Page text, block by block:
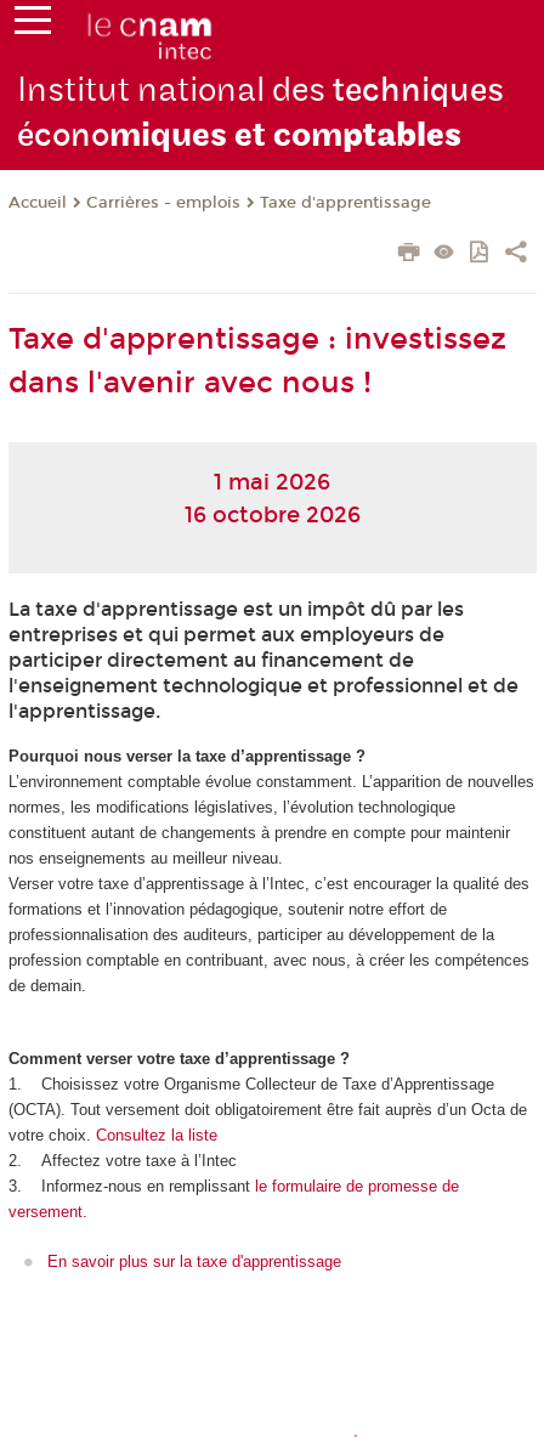
Institut national destechniques
économiques et comptables
Accueil Carrières - emplois Taxe d'apprentissage
Taxe d'apprentissage : investissez
dans l'avenir avec nous !
1 mai 2026
16 octobre 2026
La taxe d'apprentissage est un impôt dû par les
entreprises et qui permet aux employeurs de
participer directement au financement de
l'enseignement technologique et professionnel et de
l'apprentissage.
Pourquoi nous verser la taxe d’apprentissage ?
L’environnement comptable évolue constamment. L’apparition de nouvelles
normes, les modifications législatives, l’évolution technologique
constituent autant de changements à prendre en compte pour maintenir
nos enseignements au meilleur niveau.
Verser votre taxe d’apprentissage à l’Intec, c’est encourager la qualité des
formations et l’innovation pédagogique, soutenir notre effort de
professionnalisation des auditeurs, participer au développement de la
profession comptable en contribuant, avec nous, à créer les compétences
de demain.
Comment verser votre taxe d’apprentissage ?
1. Choisissez votre Organisme Collecteur de Taxe d’Apprentissage
(OCTA). Tout versement doit obligatoirement être fait auprès d’un Octa de
votre choix. Consultez la liste
2. Affectez votre taxe à l’Intec
3. Informez-nous en remplissant le formulaire de promesse de
versement.
En savoir plus sur la taxe d'apprentissage